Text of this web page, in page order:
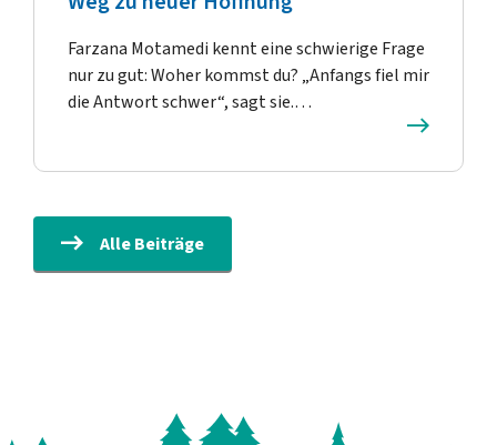
Farzana Motamedi kennt eine schwierige Frage
nur zu gut: Woher kommst du? „Anfangs fiel mir
die Antwort schwer“, sagt sie.…
Alle Beiträge